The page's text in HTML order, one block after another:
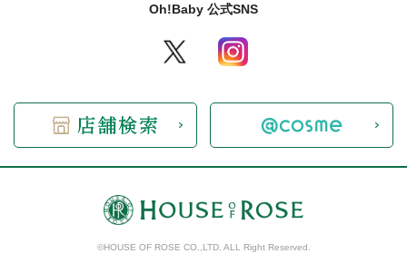
Oh!Baby 公式SNS
©HOUSE OF ROSE CO.,LTD. ALL Right Reserved.